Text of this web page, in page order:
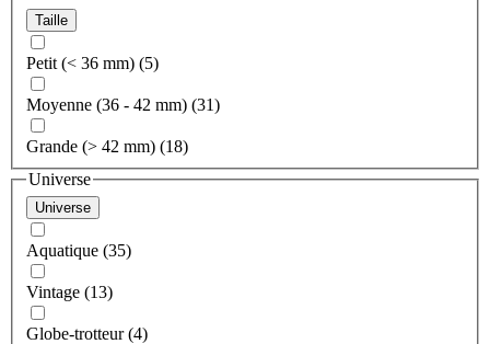
Taille
Petit (< 36 mm) (5)
Moyenne (36 - 42 mm) (31)
Grande (> 42 mm) (18)
Universe
Universe
Aquatique (35)
Vintage (13)
Globe-trotteur (4)